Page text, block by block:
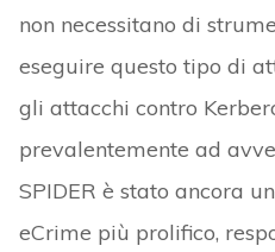
non necessitano di
eseguire questo tipo di
gli attacchi contro
prevalentemente ad
SPIDER è stato ancora
eCrime più prolifico,